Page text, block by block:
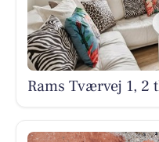
Rams Tværvej 1, 2